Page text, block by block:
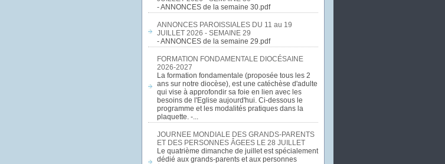
- ANNONCES de la semaine 30.pdf
ANNONCES PAROISSIALES DU 11 au 19
JUILLET 2026 - SEMAINE 29
- ANNONCES de la semaine 29.pdf
FORMATION FONDAMENTALE DIOCÉSAINE
2026-2027
La formation fondamentale (proposée tous les 2
ans sur notre diocèse), est une catéchèse d'adulte
qui vise à approfondir sa foie en lien avec les
besoins de l'Eglise aujourd'hui. Ci-dessous le
programme et les modalités pratiques dans la
plaquette. -...
JOURNEE MONDIALE DES GRANDS-PARENTS
ET DES PERSONNES ÂGEES LE 28 JUILLET
Le quatrième dimanche de juillet est spécialement
dédié aux grands-parents et aux personnes